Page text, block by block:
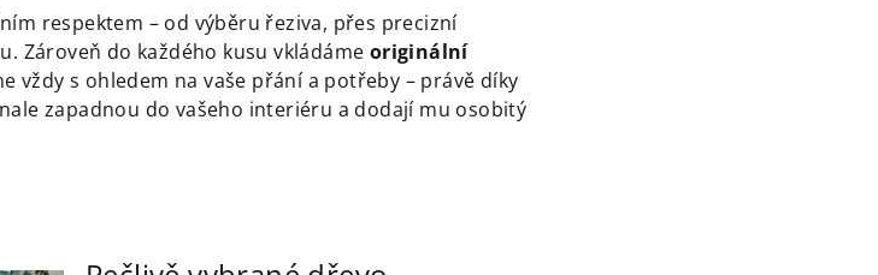
respektem – od výběru řeziva, přes precizní
Zároveň do každého kusu vkládáme originální
vždy s ohledem na vaše přání a potřeby – právě díky
zapadnou do vašeho interiéru a dodají mu osobitý